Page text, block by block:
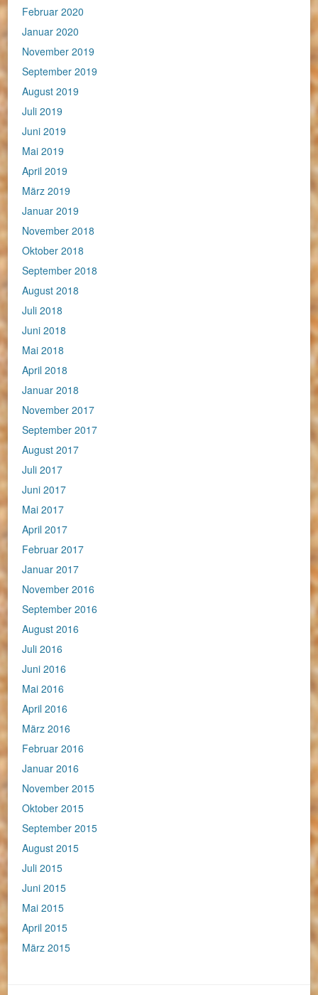
Februar 2020
Januar 2020
November 2019
September 2019
August 2019
Juli 2019
Juni 2019
Mai 2019
April 2019
März 2019
Januar 2019
November 2018
Oktober 2018
September 2018
August 2018
Juli 2018
Juni 2018
Mai 2018
April 2018
Januar 2018
November 2017
September 2017
August 2017
Juli 2017
Juni 2017
Mai 2017
April 2017
Februar 2017
Januar 2017
November 2016
September 2016
August 2016
Juli 2016
Juni 2016
Mai 2016
April 2016
März 2016
Februar 2016
Januar 2016
November 2015
Oktober 2015
September 2015
August 2015
Juli 2015
Juni 2015
Mai 2015
April 2015
März 2015